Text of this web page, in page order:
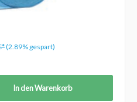
(2.89% gespart)
In den Warenkorb